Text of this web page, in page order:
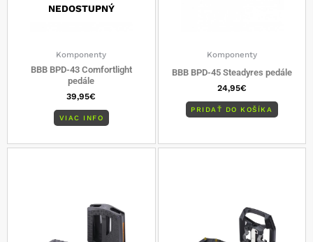
NEDOSTUPNÝ
Komponenty
BBB BPD-43 Comfortlight
pedále
39,95€
VIAC INFO
Komponenty
BBB BPD-45 Steadyres pedále
24,95€
PRIDAŤ DO KOŠÍKA